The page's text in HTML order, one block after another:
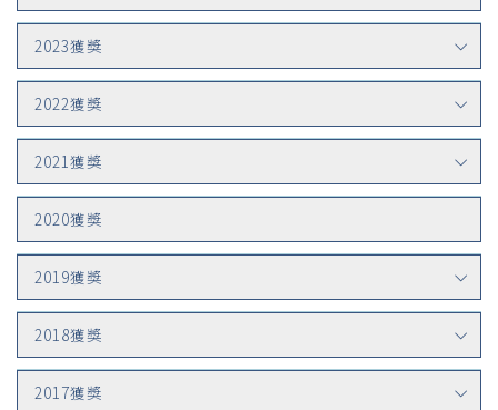
2023獲獎
2022獲獎
2021獲獎
2020獲獎
2019獲獎
2018獲獎
2017獲獎